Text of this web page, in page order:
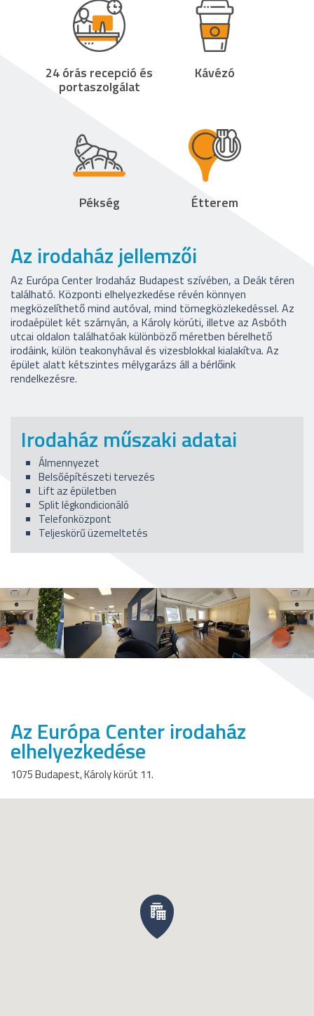
24 órás recepció és
portaszolgálat
Kávézó
Pékség Étterem
Az irodaház jellemzői
Az Európa Center Irodaház Budapest szívében, a Deák téren
található. Központi elhelyezkedése révén könnyen
megközelíthető mind autóval, mind tömegközlekedéssel. Az
irodaépület két szárnyán, a Károly körúti, illetve az Asbóth
utcai oldalon találhatóak különböző méretben bérelhető
irodáink, külön teakonyhával és vizesblokkal kialakítva. Az
épület alatt kétszintes mélygarázs áll a bérlőink
rendelkezésre.
Irodaház műszaki adatai
Álmennyezet
Belsőépítészeti tervezés
Lift az épületben
Split légkondicionáló
Telefonközpont
Teljeskörű üzemeltetés
Az Európa Center irodaház
elhelyezkedése
1075 Budapest, Károly körút 11.